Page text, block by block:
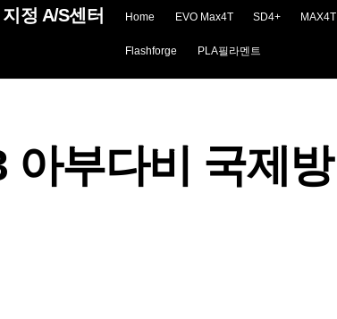
정 A/S센터 Home EVO Max4T SD4+ MAX4T
Flashforge PLA필라멘트
아부다비 국제방